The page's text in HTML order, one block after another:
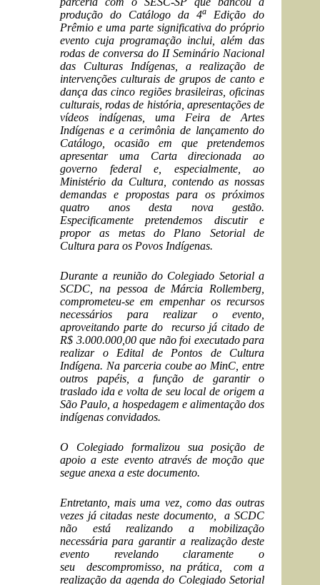
produção do Catálogo da 4a
Edição do
Prêmio e uma parte significativa do próprio
evento cuja programação inclui, além das
rodas de conversa do II Seminário Nacional
das Culturas Indígenas, a realização de
intervenções culturais de grupos de canto e
dança das cinco regiões brasileiras, oficinas
culturais, rodas de história, apresentações de
vídeos indígenas, uma Feira de Artes
Indígenas e a cerimônia de lançamento do
Catálogo, ocasião em que pretendemos
apresentar uma Carta direcionada ao
governo federal e, especialmente, ao
Ministério da Cultura, contendo as nossas
demandas e propostas para os próximos
quatro anos desta nova gestão.
Especificamente pretendemos discutir e
propor as metas do Plano Setorial de
Cultura para os Povos Indígenas.
Durante a reunião do Colegiado Setorial a
SCDC, na pessoa de Márcia Rollemberg,
comprometeu-se em empenhar os recursos
necessários para realizar o evento,
aproveitando parte do recurso já citado de
R$ 3.000.000,00 que não foi executado para
realizar o Edital de Pontos de Cultura
Indígena. Na parceria coube ao MinC, entre
outros papéis, a função de garantir o
traslado ida e volta de seu local de origem a
São Paulo, a hospedagem e alimentação dos
indígenas convidados.
O Colegiado formalizou sua posição de
apoio a este evento através de moção que
segue anexa a este documento.
Entretanto, mais uma vez, como das outras
vezes já citadas neste documento, a SCDC
não está realizando a mobilização
necessária para garantir a realização deste
evento revelando claramente o
seu descompromisso, na prática, com a
realização da agenda do Colegiado Setorial